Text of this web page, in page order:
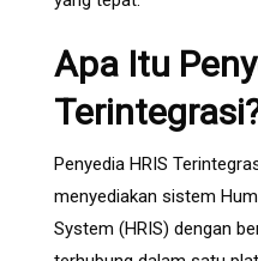
Apa Itu
Penyedia HRIS
menyediakan sistem
System (HRIS) dengan